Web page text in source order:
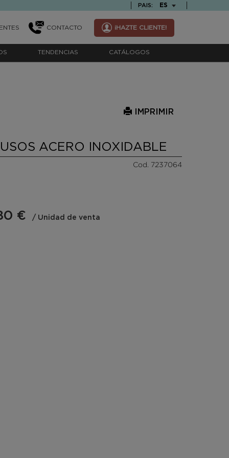
PAIS: TEXT.LANGUAGE
ES
CONTACTO ¡HAZTE CLIENTE!
TENDENCIAS CATÁLOGOS
IMPRIMIR
ACERO INOXIDABLE
Cod. 7237064
€ / Unidad de venta